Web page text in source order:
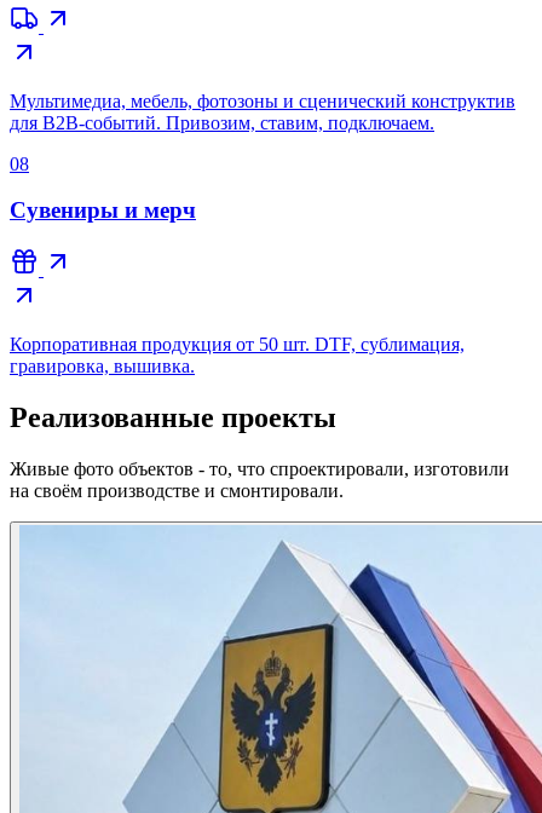
Мультимедиа, мебель, фотозоны и сценический конструктив
для B2B-событий. Привозим, ставим, подключаем.
08
Сувениры и мерч
Корпоративная продукция от 50 шт. DTF, сублимация,
гравировка, вышивка.
Реализованные проекты
Живые фото объектов - то, что спроектировали, изготовили
на своём производстве и смонтировали.